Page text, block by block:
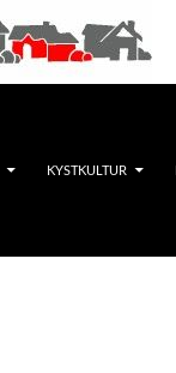
KYSTKULTUR